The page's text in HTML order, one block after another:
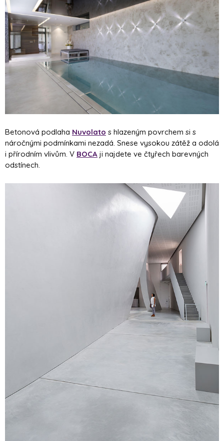
Betonová podlaha Nuvolato s hlazeným povrchem si s
náročnými podmínkami nezadá. Snese vysokou zátěž a odolá
i přírodním vlivům. V BOCA ji najdete ve čtyřech barevných
odstínech.